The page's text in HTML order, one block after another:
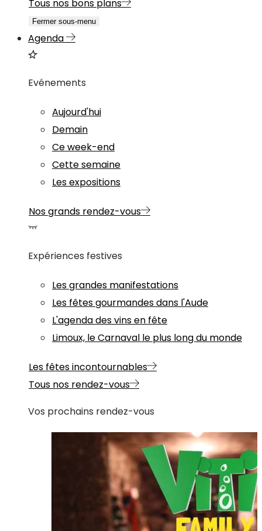
Tous nos bons plans
Fermer sous-menu
Agenda
Evénements
Aujourd'hui
Demain
Ce week-end
Cette semaine
Les expositions
Nos grands rendez-vous
Expériences festives
Les grandes manifestations
Les fêtes gourmandes dans l'Aude
L'agenda des vins en fête
Limoux, le Carnaval le plus long du monde
Les fêtes incontournables
Tous nos rendez-vous
Vos prochains rendez-vous